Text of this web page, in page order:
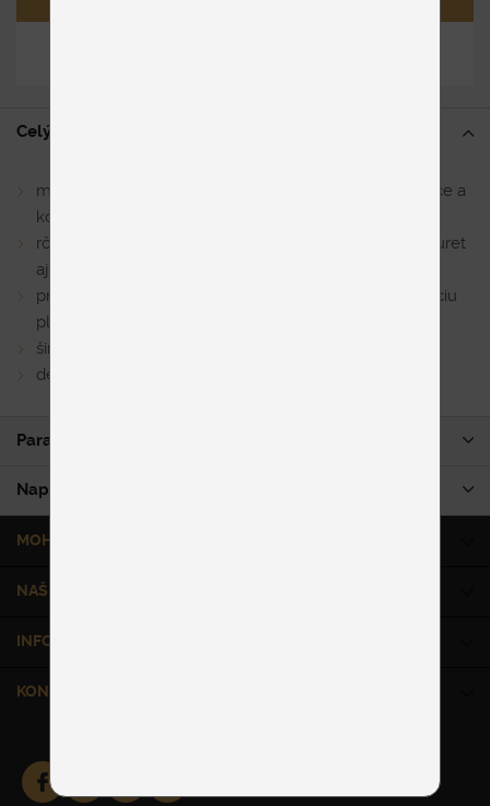
Celý popis
množstvo komponentov (všetky sú samostatne stojace a
kompletne očalúnené, môžu fungovať aj ako solitéry)
rôzne tvary a veľkosti taburetov (možnosť vkladať taburet
aj medzi sedáky)
prídavné drevené “tácky” na taburet vytvoria odkladaciu
plochu
široká ponuka poťahov v látke a v koži
dekoračné vankúše v rôznych rozmeroch
Parametre produktu
Napíšte nám
MOHLO BY VÁS ZAUJÍMAŤ
NAŠE SLUŽBY
INFORMÁCIE
KONTAKT